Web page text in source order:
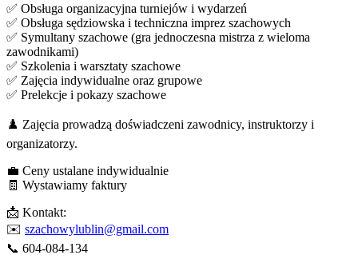
✅ Obsługa organizacyjna turniejów i wydarzeń
✅ Obsługa sędziowska i techniczna imprez szachowych
✅ Symultany szachowe (gra jednoczesna mistrza z wieloma
zawodnikami)
✅ Szkolenia i warsztaty szachowe
✅ Zajęcia indywidualne oraz grupowe
✅ Prelekcje i pokazy szachowe
♟️ Zajęcia prowadzą doświadczeni zawodnicy, instruktorzy i
organizatorzy.
💼 Ceny ustalane indywidualnie
🧾 Wystawiamy faktury
📩 Kontakt:
✉️ szachowylublin@gmail.com
📞 604-084-134